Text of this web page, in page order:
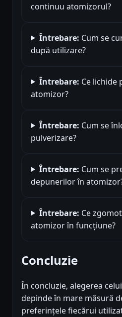
continuu atomizorul?
Întrebare: Cum se
după utilizare?
Întrebare: Ce lichide
atomizor?
Întrebare: Cum se
pulverizare?
Întrebare: Cum se
depunerilor în
Întrebare: Ce
atomizor în funcțiune?
Concluzie
În concluzie, alegerea
depinde în mare măsură
preferințele fiecărui